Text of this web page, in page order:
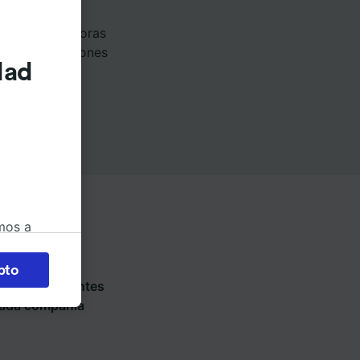
Londres a
dura 2 horas
las condiciones
en las siguientes
compañía
a
la